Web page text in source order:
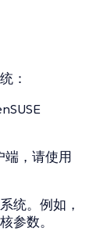
：
端，请使用
统。例如，
参数。